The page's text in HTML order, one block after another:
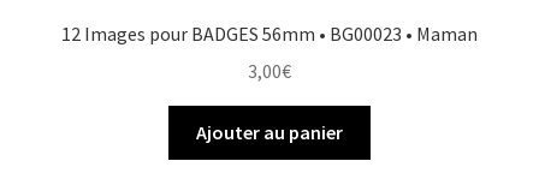
12 Images pour BADGES 56mm • BG00023 • Maman
3,00€
Ajouter au panier